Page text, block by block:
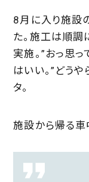
8月に入り施設
た。施工は順調
実施。”おっ思っ
はいい。”どう
タ。
施設から帰る車